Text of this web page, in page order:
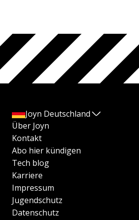
Joyn Deutschland
Über Joyn
Kontakt
Abo hier kündigen
Tech blog
Karriere
Impressum
Jugendschutz
Datenschutz